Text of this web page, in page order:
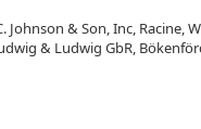
Johnson & Son, Inc, Racine,
& Ludwig GbR,